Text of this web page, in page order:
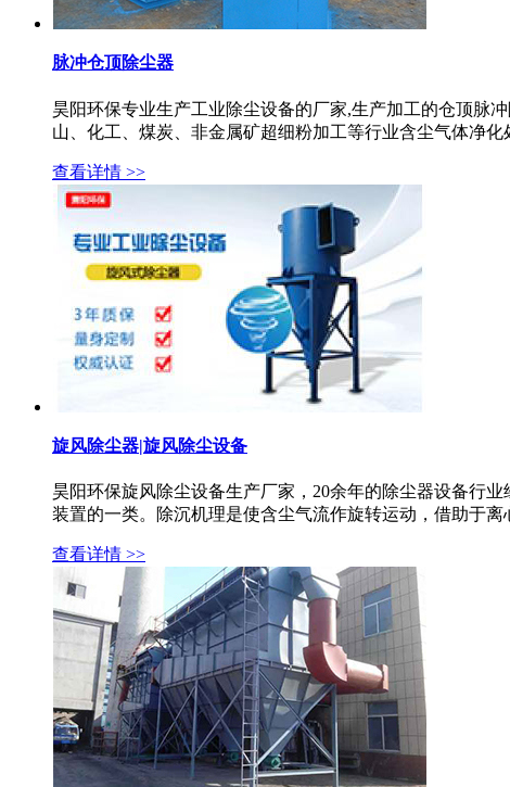
脉冲仓顶除尘器
昊阳环保专业生产工业除尘设备的厂家,生产加工的仓顶脉
山、化工、煤炭、非金属矿超细粉加工等行业含尘气体净
查看详情 >>
旋风除尘器|旋风除尘设备
昊阳环保旋风除尘设备生产厂家，20余年的除尘器设备行
装置的一类。除沉机理是使含尘气流作旋转运动，借助于
查看详情 >>